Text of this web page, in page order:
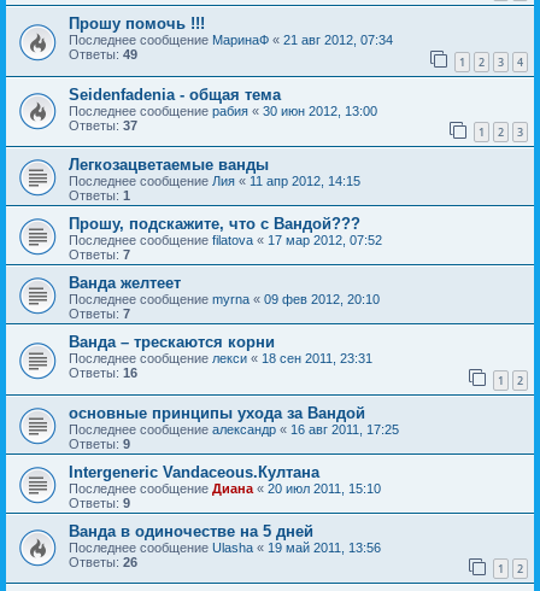
Прошу помочь !!!
Последнее сообщение МаринаФ « 21 авг 2012, 07:34
Ответы: 49 1 2 3 4
Seidenfadenia - общая тема
Последнее сообщение рабия « 30 июн 2012, 13:00
Ответы: 37 1 2 3
Легкозацветаемые ванды
Последнее сообщение Лия « 11 апр 2012, 14:15
Ответы: 1
Прошу, подскажите, что с Вандой???
Последнее сообщение filatova « 17 мар 2012, 07:52
Ответы: 7
Ванда желтеет
Последнее сообщение myrna « 09 фев 2012, 20:10
Ответы: 7
Ванда – трескаются корни
Последнее сообщение лекси « 18 сен 2011, 23:31
Ответы: 16 1 2
основные принципы ухода за Вандой
Последнее сообщение александр « 16 авг 2011, 17:25
Ответы: 9
Intergeneric Vandaceous.Култана
Последнее сообщение Диана « 20 июл 2011, 15:10
Ответы: 9
Ванда в одиночестве на 5 дней
Последнее сообщение Ulasha « 19 май 2011, 13:56
Ответы: 26 1 2